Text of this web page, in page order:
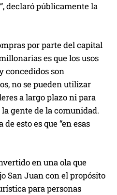
declaró públicamente la
por parte del capital
es que los usos
concedidos son
no se pueden utilizar
a largo plazo ni para
gente de la comunidad.
esto es que “en esas
en una ola que
San Juan con el propósito
para personas